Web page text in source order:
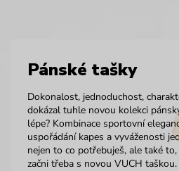
Pánské tašky
Dokonalost, jednoduchost,
dokázal tuhle novou kolekci
lépe? Kombinace sportovní
uspořádání kapes a vyváženosti
nejen to co potřebuješ, ale také
začni třeba s novou VUCH taškou.